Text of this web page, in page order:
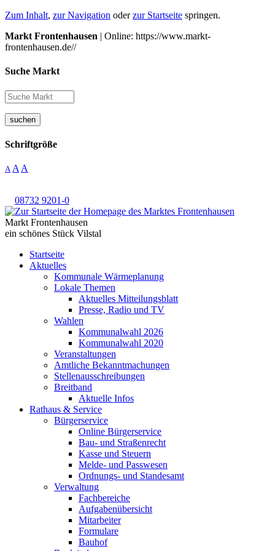
Zum Inhalt, zur Navigation oderzur Startseite springen.
Markt Frontenhausen | Online: https://www.markt-
frontenhausen.de//
Suche Markt
suchen
Schriftgröße
A A A
08732 9201-0
Markt Frontenhausen
ein schönes Stück Vilstal
Startseite
Aktuelles
Kommunale Wärmeplanung
Lokale Themen
Aktuelles Mitteilungsblatt
Presse, Radio und TV
Wahlen
Kommunalwahl 2026
Kommunalwahl 2020
Veranstaltungen
Amtliche Bekanntmachungen
Stellenausschreibungen
Breitband
Aktuelle Infos
Rathaus & Service
Bürgerservice
Online Bürgerservice
Bau- und Straßenrecht
Kasse und Steuern
Melde- und Passwesen
Ordnungs- und Standesamt
Verwaltung
Fachbereiche
Aufgabenübersicht
Mitarbeiter
Formulare
Bauhof